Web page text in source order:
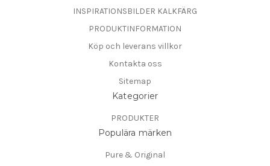
INSPIRATIONSBILDER KALKFÄRG
PRODUKTINFORMATION
Köp och leverans villkor
Kontakta oss
Sitemap
Kategorier
PRODUKTER
Populära märken
Pure & Original